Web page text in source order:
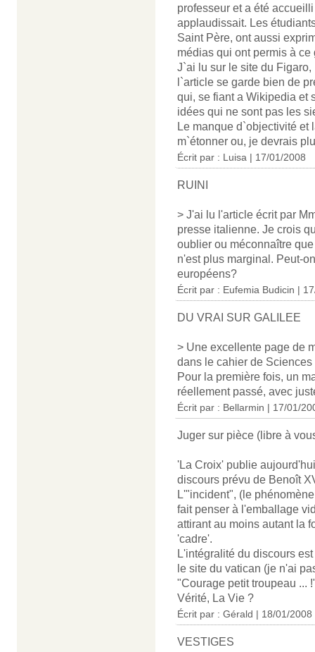
professeur et a été
applaudissait. Les
Saint Père, ont aussi
médias qui ont permis à
J`ai lu sur le site du
l`article se garde bien de
qui, se fiant a Wikipedia et
idées qui ne sont pas les
Le manque d`objectivité et
m`étonner ou, je devrais
Écrit par : Luisa | 17/01/2008
RUINI
> J'ai lu l'article écrit par
presse italienne. Je crois
oublier ou méconnaître
n'est plus marginal. Peut-
européens?
Écrit par : Eufemia Budicin |
DU VRAI SUR GALILEE
> Une excellente page de
dans le cahier de
Pour la première fois, un
réellement passé, avec
Écrit par : Bellarmin | 17/01/
Juger sur pièce (libre à
'La Croix' publie
discours prévu de Benoît
L'"incident", (le
fait penser à l'emballage
attirant au moins autant la
'cadre'.
L'intégralité du discours
le site du vatican (je n'ai
"Courage petit troupeau ...
Vérité, La Vie ?
Écrit par : Gérald | 18/01/2008
VESTIGES